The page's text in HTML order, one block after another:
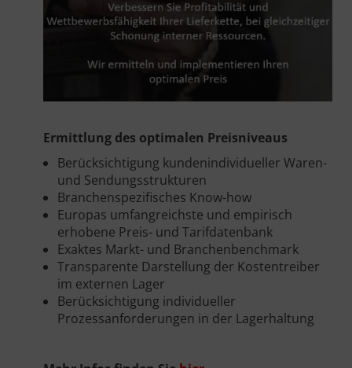
Ermittlung des optimalen Preisniveaus
Berücksichtigung kundenindividueller Waren-
und Sendungsstrukturen
Branchenspezifisches Know-how
Europas umfangreichste und empirisch
erhobene Preis- und Tarifdatenbank
Exaktes Markt- und Branchenbenchmark
Transparente Darstellung der Kostentreiber
im externen Lager
Berücksichtigung individueller
Prozessanforderungen in der Lagerhaltung